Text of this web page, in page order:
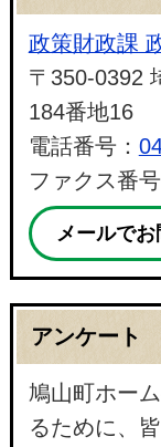
政策財政課
〒350-0392
184番地16
電話番号：
ファクス番
メールで
アンケート
鳩山町ホー
るために、